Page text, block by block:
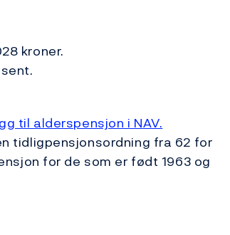
kroner.
til alderspensjon i NAV.
tidligpensjonsordning fra 62 for
for de som er født 1963 og